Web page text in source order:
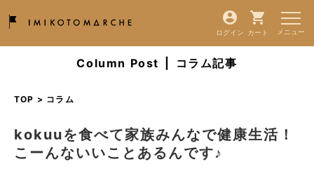
ログイン カート
Column Post コラム記事
TOP > コラム
kokuuを食べて家族みんなで健康生活！
こーんないいことあるんです♪